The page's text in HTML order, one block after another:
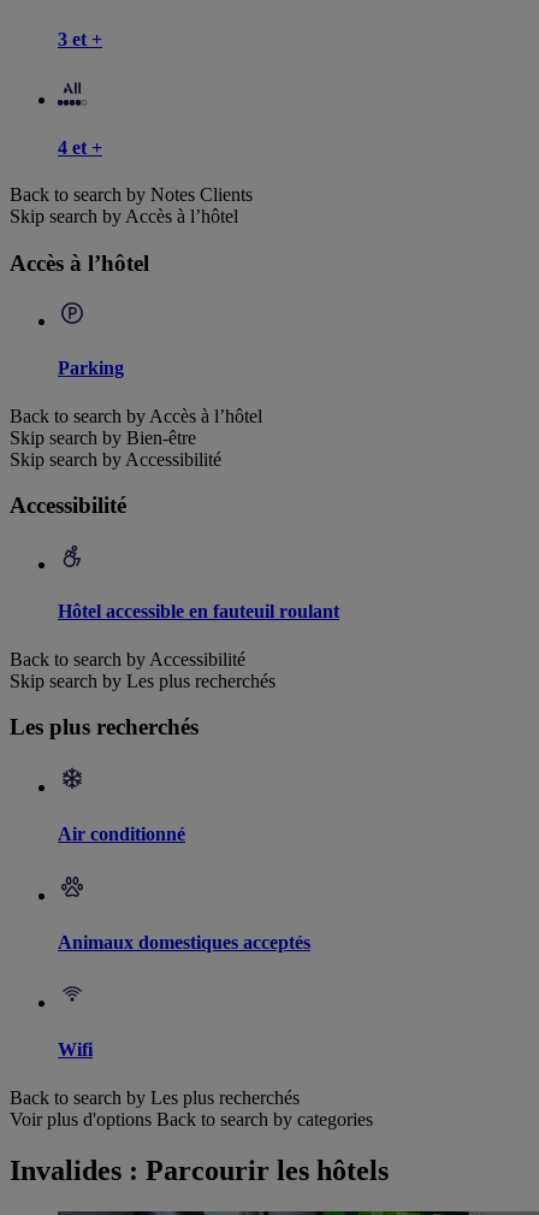
3 et +
4 et +
Back to search by Notes Clients
Skip search by Accès à l’hôtel
Accès à l’hôtel
Parking
Back to search by Accès à l’hôtel
Skip search by Bien-être
Skip search by Accessibilité
Accessibilité
Hôtel accessible en fauteuil roulant
Back to search by Accessibilité
Skip search by Les plus recherchés
Les plus recherchés
Air conditionné
Animaux domestiques acceptés
Wifi
Back to search by Les plus recherchés
Voir plus d'options Back to search by categories
Invalides : Parcourir les hôtels